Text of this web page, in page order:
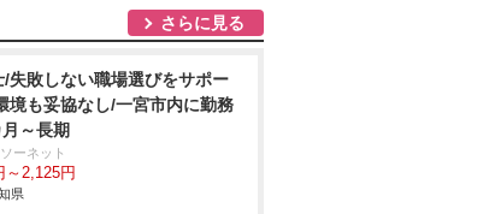
さらに見る
/失敗しない職場選びをサポー
境も妥協なし/一宮市内に勤務
～長期
ーネット
～2,125円
県